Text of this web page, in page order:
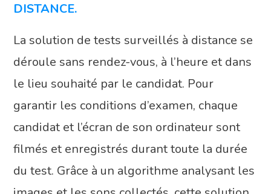
DISTANCE.
La solution de tests surveillés à distance se
déroule sans rendez-vous, à l’heure et dans
le lieu souhaité par le candidat. Pour
garantir les conditions d’examen, chaque
candidat et l’écran de son ordinateur sont
filmés et enregistrés durant toute la durée
du test. Grâce à un algorithme analysant les